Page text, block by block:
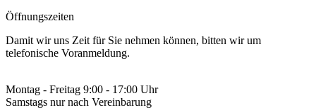
Öffnungszeiten
Damit wir uns Zeit für Sie nehmen können, bitten wir um
telefonische Voranmeldung.
Montag - Freitag 9:00 - 17:00 Uhr
Samstags nur nach Vereinbarung